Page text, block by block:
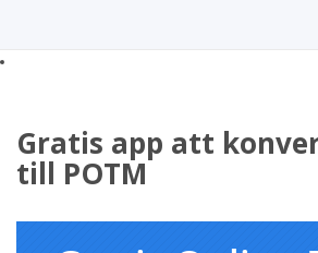
Gratis app att
till POTM